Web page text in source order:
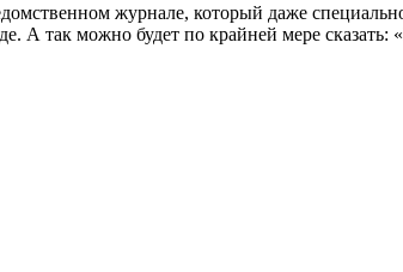
журнале, который даже
А так можно будет по крайней мере